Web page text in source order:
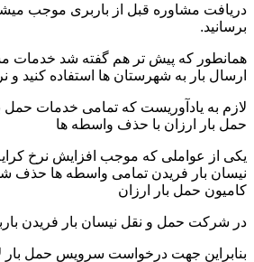
دریافت مشاوره قبل از باربری موجب
برسانید.
همانطور که پیش تر هم گفته شد خدمات
ارسال بار به شهرستان ها استفاده کنید و
لازم به یادآوریست که تمامی خدمات حمل
حمل بار ارزان با حذف واسطه ها
یکی از عواملی که موجب افزایش نرخ
نیسان بار فریدن تمامی واسطه ها حذف شده
کامیون حمل بار ارزان
در شرکت حمل و نقل نیسان بار فریدن
بنابراین جهت درخواست سرویس حمل بار